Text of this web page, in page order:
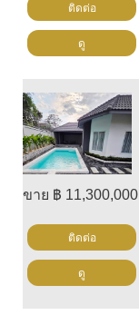
ติดต่อ
ดู
ขาย ฿ 11,300,000
ติดต่อ
ดู